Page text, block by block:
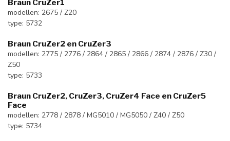
Braun CruZer1
modellen: 2675 / Z20
type: 5732
Braun CruZer2 en CruZer3
modellen: 2775 / 2776 / 2864 / 2865 / 2866 / 2874 / 2876 / Z30 /
Z50
type: 5733
Braun CruZer2, CruZer3, CruZer4 Face en CruZer5
Face
modellen: 2778 / 2878 / MG5010 / MG5050 / Z40 / Z50
type: 5734